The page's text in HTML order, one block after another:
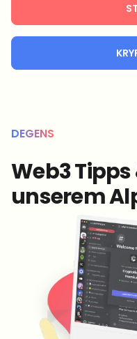
DEGENS
Web3
unserem